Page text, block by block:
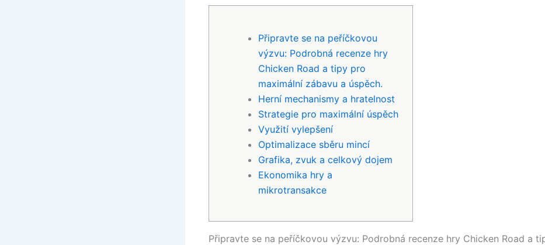
Připravte se na peříčkovou
výzvu: Podrobná recenze hry
Chicken Road a tipy pro
maximální zábavu a úspěch.
Herní mechanismy a hratelnost
Strategie pro maximální úspěch
Využití vylepšení
Optimalizace sběru mincí
Grafika, zvuk a celkový dojem
Ekonomika hry a
mikrotransakce
Připravte se na peříčkovou výzvu: Podrobná recenze hry Chicken Road a